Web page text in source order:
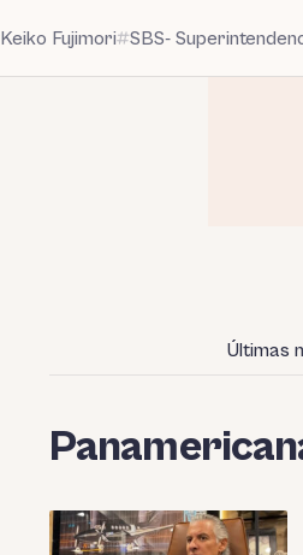
Keiko Fujimori SBS-
Últimas